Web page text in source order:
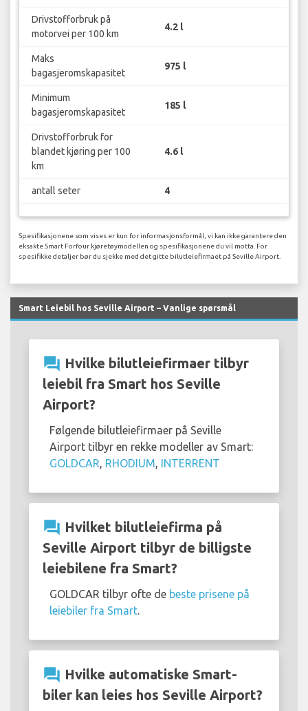
Drivstofforbruk på
motorvei per 100 km
4.2 l
Maks
bagasjeromskapasitet
975 l
Minimum
bagasjeromskapasitet
185 l
Drivstofforbruk for
blandet kjøring per 100
km
4.6 l
antall seter 4
Spesifikasjonene som vises er kun for informasjonsformål, vi kan ikke garantere den
eksakte Smart Forfour kjøretøymodellen og spesifikasjonene du vil motta. For
spesifikke detaljer bør du sjekke med det gitte bilutleiefirmaet på Seville Airport.
Smart Leiebil hos Seville Airport – Vanlige spørsmål
question_answer Hvilke bilutleiefirmaer tilbyr
leiebil fra Smart hos Seville
Airport?
Følgende bilutleiefirmaer på Seville
Airport tilbyr en rekke modeller av Smart:
GOLDCAR RHODIUM INTERRENT
question_answer Hvilket bilutleiefirma på
Seville Airport tilbyr de billigste
leiebilene fra Smart?
GOLDCAR tilbyr ofte de beste prisene på
leiebiler fra Smart
question_answer Hvilke automatiske Smart-
biler kan leies hos Seville Airport?